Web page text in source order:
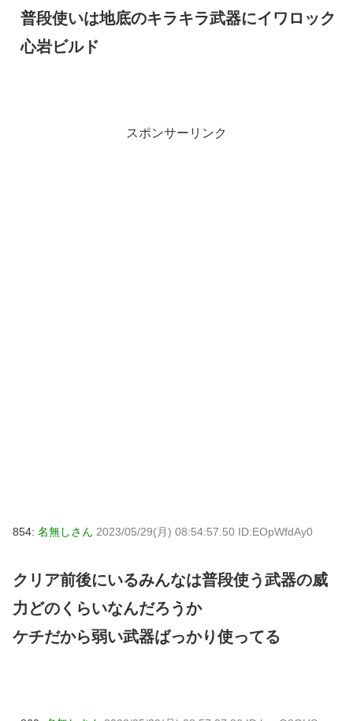
普段使いは地底のキラキラ武器にイワロック
心岩ビルド
スポンサーリンク
854: 名無しさん 2023/05/29(月) 08:54:57.50 ID:EOpWfdAy0
クリア前後にいるみんなは普段使う武器の威
力どのくらいなんだろうか
ケチだから弱い武器ばっかり使ってる